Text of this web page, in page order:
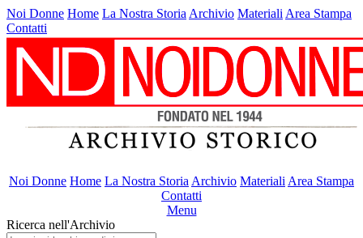
Noi Donne Home La Nostra Storia Archivio Materiali Area Stampa
Contatti
Noi Donne Home La Nostra Storia Archivio Materiali Area Stampa
Contatti
Menu
Ricerca nell'Archivio